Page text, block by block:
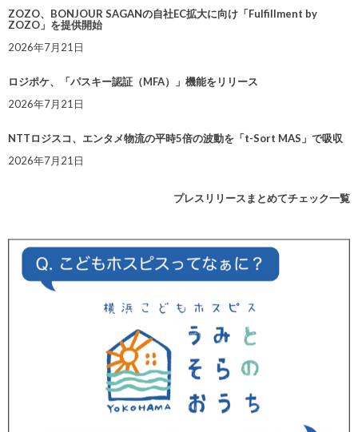
ZOZO、BONJOUR SAGANの自社EC拡大に向け「Fulfillment by
ZOZO」を提供開始
2026年7月21日
ロジポケ、「パスキー認証（MFA）」機能をリリース
2026年7月21日
NTTロジスコ、エンタメ物流の平時5倍の波動を「t-Sort MAS」で吸収
2026年7月21日
プレスリリースまとめてチェック一覧